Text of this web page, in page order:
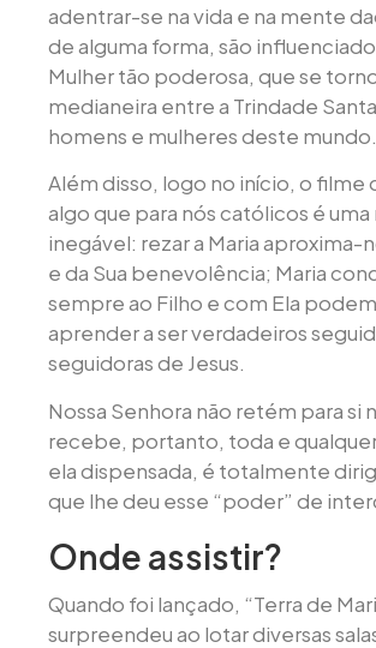
adentrar-se na vida e na mente
de alguma forma, são
Mulher tão poderosa, que se
medianeira entre a Trindade
homens e mulheres deste mundo.
Além disso, logo no início, o filme
algo que para nós católicos é
inegável: rezar a Maria aproxima-
e da Sua benevolência; Maria
sempre ao Filho e com Ela
aprender a ser verdadeiros
seguidoras de Jesus.
Nossa Senhora não retém para si
recebe, portanto, toda e
ela dispensada, é totalmente
que lhe deu esse “poder” de
Onde assistir?
Quando foi lançado, “Terra de
surpreendeu ao lotar diversas